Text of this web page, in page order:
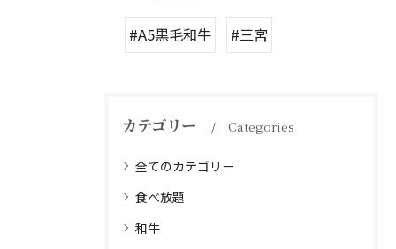
#A5黒毛和牛 #三宮
カテゴリー Categories
全てのカテゴリー
食べ放題
和牛